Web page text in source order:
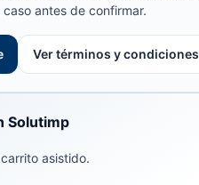
antes de confirmar.
Ver términos y condiciones
Solutimp
asistido.